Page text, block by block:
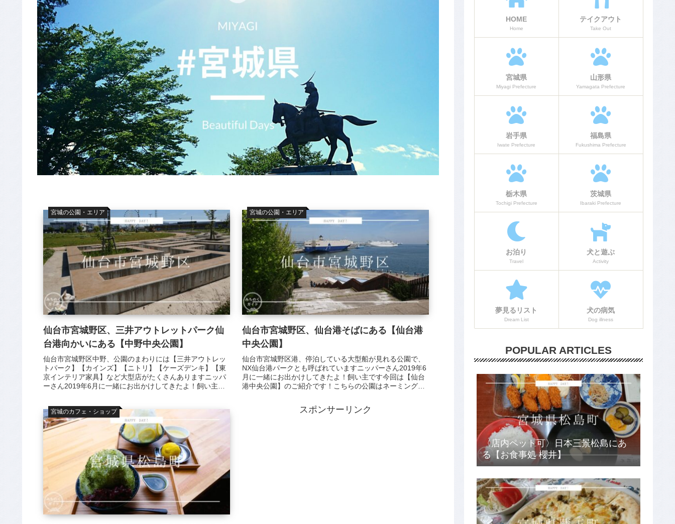
宮城の公園・エリア
仙台市宮城野区、三井アウトレットパーク仙
台港向かいにある【中野中央公園】
仙台市宮城野区中野、公園のまわりには【三井アウトレッ
トパーク】【カインズ】【ニトリ】【ケーズデンキ】【東
京インテリア家具】など大型店がたくさんありますニッパ
ーさん2019年6月に一緒にお出かけしてきたよ！飼い主で
宮城の公園・エリア
仙台市宮城野区、仙台港そばにある【仙台港
中央公園】
仙台市宮城野区港、停泊している大型船が見れる公園で、
NX仙台港パークとも呼ばれていますニッパーさん2019年6
月に一緒にお出かけしてきたよ！飼い主です今回は【仙台
港中央公園】のご紹介です！こちらの公園はネーミングラ
宮城のカフェ・ショップ スポンサーリンク
HOME
Home
テイクアウト
Take Out
宮城県
Miyagi Prefecture
山形県
Yamagata Prefecture
岩手県
Iwate Prefecture
福島県
Fukushima Prefecture
栃木県
Tochigi Prefecture
茨城県
Ibaraki Prefecture
お泊り
Travel
犬と遊ぶ
Activity
夢見るリスト
Dream List
犬の病気
Dog illness
POPULAR ARTICLES
〈店内ペット可〉日本三景松島にあ
る【お食事処 櫻井】